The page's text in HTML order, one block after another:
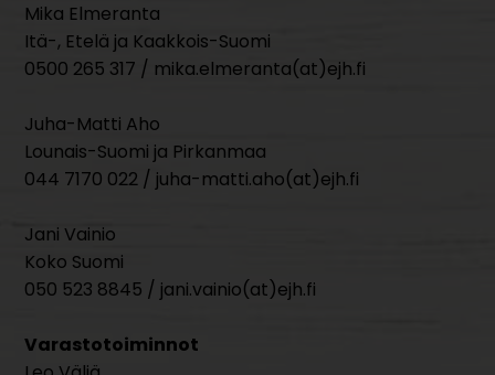
Mika Elmeranta
Itä-, Etelä ja Kaakkois-Suomi
0500 265 317 / mika.elmeranta(at)ejh.fi
Juha-Matti Aho
Lounais-Suomi ja Pirkanmaa
044 7170 022 / juha-matti.aho(at)ejh.fi
Jani Vainio
Koko Suomi
050 523 8845 / jani.vainio(at)ejh.fi
Varastotoiminnot